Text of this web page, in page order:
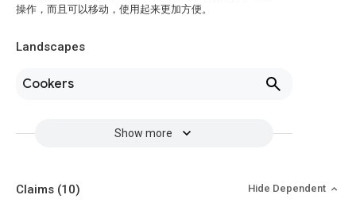
操作，而且可以移动，使用起来更加方便。
Landscapes
Cookers
Show more
Claims (10) Hide Dependent